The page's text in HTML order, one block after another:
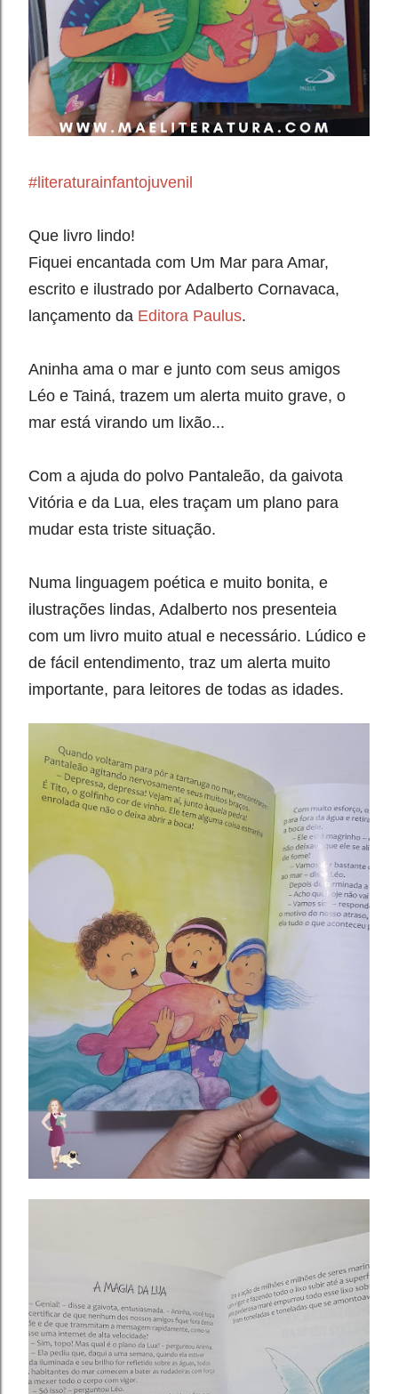
#literaturainfantojuvenil
Que livro lindo!⁣
Fiquei encantada com Um Mar para Amar,
escrito e ilustrado por Adalberto Cornavaca,
lançamento da Editora Paulus.⁣
Aninha ama o mar e junto com seus amigos
Léo e Tainá, trazem um alerta muito grave, o
mar está virando um lixão...⁣
Com a ajuda do polvo Pantaleão, da gaivota
Vitória e da Lua, eles traçam um plano para
mudar esta triste situação.⁣
Numa linguagem poética e muito bonita, e
ilustrações lindas, Adalberto nos presenteia
com um livro muito atual e necessário. Lúdico e
de fácil entendimento, traz um alerta muito
importante, para leitores de todas as idades. ⁣